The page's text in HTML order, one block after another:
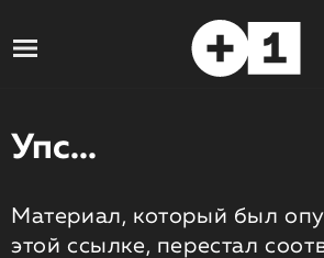
Упс...
Материал, который был
этой ссылке, перестал